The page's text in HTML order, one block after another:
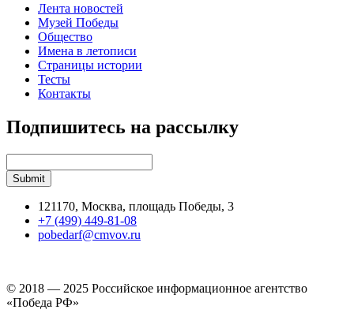
Лента новостей
Музей Победы
Общество
Имена в летописи
Страницы истории
Тесты
Контакты
Подпишитесь на рассылку
121170, Москва, площадь Победы, 3
+7 (499) 449-81-08
pobedarf@cmvov.ru
© 2018 — 2025 Российское информационное агентство
«Победа РФ»